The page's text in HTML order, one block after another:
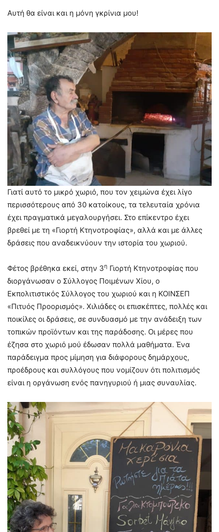
Αυτή θα είναι και η μόνη γκρίνια μου!
Γιατί αυτό το μικρό χωριό, που τον χειμώνα έχει λίγο
περισσότερους από 30 κατοίκους, τα τελευταία χρόνια
έχει πραγματικά μεγαλουργήσει. Στο επίκεντρο έχει
βρεθεί με τη «Γιορτή Κτηνοτροφίας», αλλά και με άλλες
δράσεις που αναδεικνύουν την ιστορία του χωριού.
Φέτος βρέθηκα εκεί, στην 3η Γιορτή Κτηνοτροφίας που
διοργάνωσαν ο Σύλλογος Ποιμένων Χίου, ο
Εκπολιτιστικός Σύλλογος του χωριού και η ΚΟΙΝΣΕΠ
«Πιτυός Προορισμός». Χιλιάδες οι επισκέπτες, πολλές και
ποικίλες οι δράσεις, σε συνδυασμό με την ανάδειξη των
τοπικών προϊόντων και της παράδοσης. Οι μέρες που
έζησα στο χωριό μού έδωσαν πολλά μαθήματα. Ένα
παράδειγμα προς μίμηση για διάφορους δημάρχους,
προέδρους και συλλόγους που νομίζουν ότι πολιτισμός
είναι η οργάνωση ενός πανηγυριού ή μιας συναυλίας.